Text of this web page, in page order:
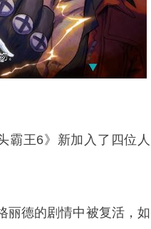
霸王6》新加入了四位人
丽德的剧情中被复活，如